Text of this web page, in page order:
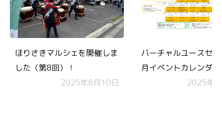
ほりさきマルシェを開催しま
した（第8回）！
2025年6月10日
バーチャルユースセ
月イベントカレンダー
2025年1